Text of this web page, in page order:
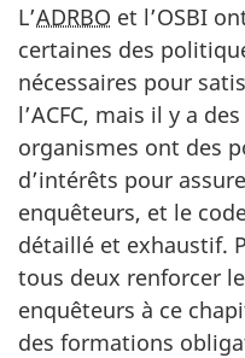
L’ADRBO et l’OSBI
certaines des
nécessaires pour
l’ACFC, mais il y a
organismes ont des
d’intérêts pour
enquêteurs, et le
détaillé et exhaustif.
tous deux renforcer
enquêteurs à ce
des formations